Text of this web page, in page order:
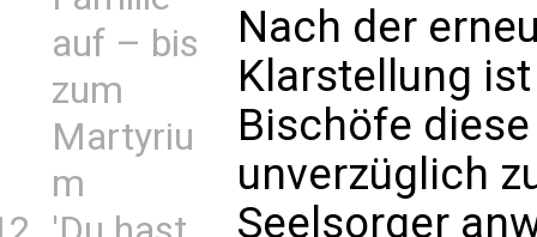
auf – bis
zum
Martyriu
m
Nach der
Klarstellung
Bischöfe
unverzüglich
Seelsorger